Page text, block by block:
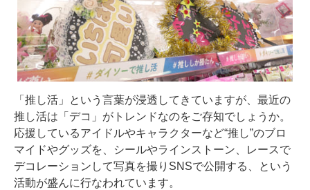
「推し活」という言葉が浸透してきていますが、最近の
推し活は「デコ」がトレンドなのをご存知でしょうか。
応援しているアイドルやキャラクターなど“推し”のブロ
マイドやグッズを、シールやラインストーン、レースで
デコレーションして写真を撮りSNSで公開する、という
活動が盛んに行なわれています。